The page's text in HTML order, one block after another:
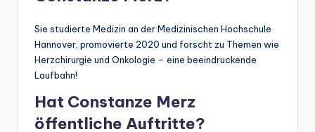
Sie studierte Medizin an der Medizinischen Hochschule
Hannover, promovierte 2020 und forscht zu Themen wie
Herzchirurgie und Onkologie – eine beeindruckende
Laufbahn!
Hat Constanze Merz
öffentliche Auftritte?